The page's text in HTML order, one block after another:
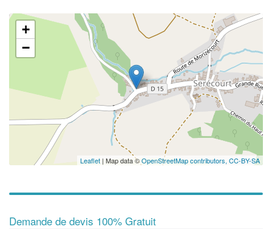
+
−
Leaflet | Map data ©OpenStreetMap contributors, CC-BY-SA
Demande de devis 100% Gratuit